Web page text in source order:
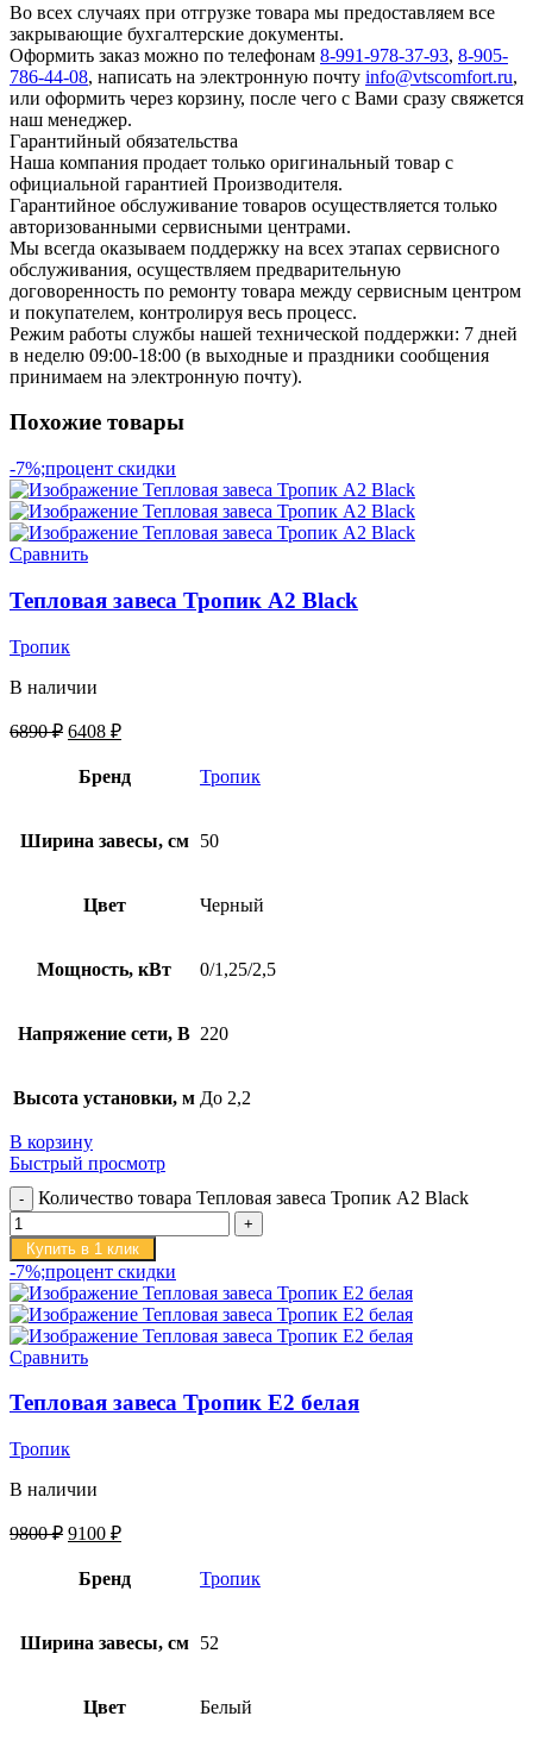
Во всех случаях при отгрузке товара мы предоставляем все
закрывающие бухгалтерские документы.
Оформить заказ можно по телефонам 8-991-978-37-93, 8-905-
786-44-08, написать на электронную почту info@vtscomfort.ru,
или оформить через корзину, после чего с Вами сразу свяжется
наш менеджер.
Гарантийный обязательства
Наша компания продает только оригинальный товар с
официальной гарантией Производителя.
Гарантийное обслуживание товаров осуществляется только
авторизованными сервисными центрами.
Мы всегда оказываем поддержку на всех этапах сервисного
обслуживания, осуществляем предварительную
договоренность по ремонту товара между сервисным центром
и покупателем, контролируя весь процесс.
Режим работы службы нашей технической поддержки: 7 дней
в неделю 09:00-18:00 (в выходные и праздники сообщения
принимаем на электронную почту).
Похожие товары
-7%;процент скидки
Сравнить
Тепловая завеса Тропик А2 Black
Тропик
В наличии
6890₽ 6408 ₽
Бренд Тропик
Ширина завесы, см 50
Цвет Черный
Мощность, кВт 0/1,25/2,5
Напряжение сети, В 220
Высота установки, м До 2,2
В корзину
Быстрый просмотр
Количество товара Тепловая завеса Тропик А2 Black
Купить в 1 клик
-7%;процент скидки
Сравнить
Тепловая завеса Тропик E2 белая
Тропик
В наличии
9800₽ 9100 ₽
Бренд Тропик
Ширина завесы, см 52
Цвет Белый